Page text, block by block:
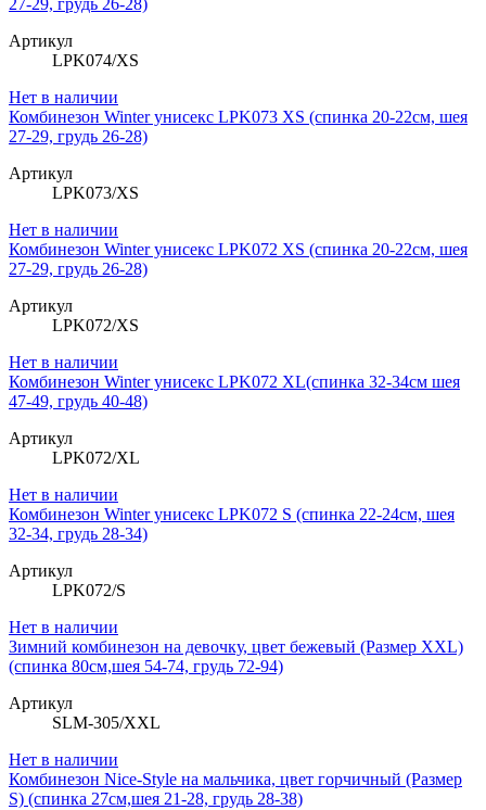
27-29, грудь 26-28)
Артикул
LPK074/XS
Нет в наличии
Комбинезон Winter унисекс LPK073 XS (спинка 20-22см, шея
27-29, грудь 26-28)
Артикул
LPK073/XS
Нет в наличии
Комбинезон Winter унисекс LPK072 XS (спинка 20-22см, шея
27-29, грудь 26-28)
Артикул
LPK072/XS
Нет в наличии
Комбинезон Winter унисекс LPK072 XL(спинка 32-34см шея
47-49, грудь 40-48)
Артикул
LPK072/XL
Нет в наличии
Комбинезон Winter унисекс LPK072 S (спинка 22-24см, шея
32-34, грудь 28-34)
Артикул
LPK072/S
Нет в наличии
Зимний комбинезон на девочку, цвет бежевый (Размер XXL)
(спинка 80см,шея 54-74, грудь 72-94)
Артикул
SLM-305/XXL
Нет в наличии
Комбинезон Niсe-Style на мальчика, цвет горчичный (Размер
S) (спинка 27см,шея 21-28, грудь 28-38)